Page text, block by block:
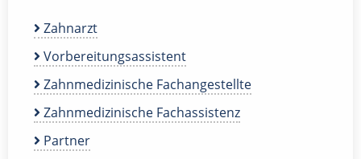
Zahnarzt
Vorbereitungsassistent
Zahnmedizinische Fachangestellte
Zahnmedizinische Fachassistenz
Partner